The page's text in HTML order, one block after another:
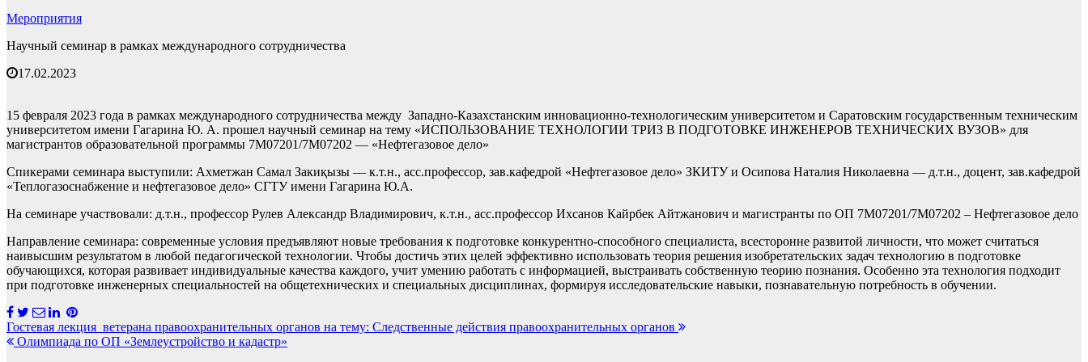
Мероприятия
Научный семинар в рамках международного сотрудничества
17.02.2023
15 февраля 2023 года в рамках международного сотрудничества между Западно-Казахстанским инновационно-технологическим университетом и Саратовским государственным техническим
университетом имени Гагарина Ю. А. прошел научный семинар на тему «ИСПОЛЬЗОВАНИЕ ТЕХНОЛОГИИ ТРИЗ В ПОДГОТОВКЕ ИНЖЕНЕРОВ ТЕХНИЧЕСКИХ ВУЗОВ» для
магистрантов образовательной программы 7М07201/7М07202 — «Нефтегазовое дело»
Спикерами семинара выступили: Ахметжан Самал Закиқызы — к.т.н., асс.профессор, зав.кафедрой «Нефтегазовое дело» ЗКИТУ и Осипова Наталия Николаевна — д.т.н., доцент, зав.кафедрой
«Теплогазоснабжение и нефтегазовое дело» СГТУ имени Гагарина Ю.А.
На семинаре участвовали: д.т.н., профессор Рулев Александр Владимирович, к.т.н., асс.профессор Ихсанов Кайрбек Айтжанович и магистранты по ОП 7М07201/7М07202 – Нефтегазовое дело
Направление семинара: современные условия предъявляют новые требования к подготовке конкурентно-способного специалиста, всесторонне развитой личности, что может считаться
наивысшим результатом в любой педагогической технологии. Чтобы достичь этих целей эффективно использовать теория решения изобретательских задач технологию в подготовке
обучающихся, которая развивает индивидуальные качества каждого, учит умению работать с информацией, выстраивать собственную теорию познания. Особенно эта технология подходит
при подготовке инженерных специальностей на общетехнических и специальных дисциплинах, формируя исследовательские навыки, познавательную потребность в обучении.
Навигация
по
Гостевая лекция ветерана правоохранительных органов на тему: Следственные действия правоохранительных органов
Олимпиада по ОП «Землеустройство и кадастр»